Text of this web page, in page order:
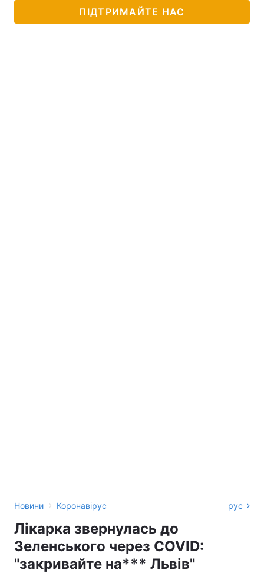
ПІДТРИМАЙТЕ НАС
Новини › Коронавірус рус
Лікарка звернулась до
Зеленського через COVID:
"закривайте на*** Львів"